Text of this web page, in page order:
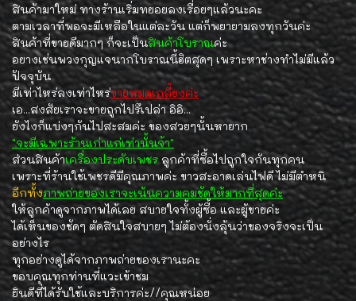
สินค้ามาใหม่ ทางร้านเริ่มทยอยลงเรื่อยๆแล้วนะคะ
ตามเวลาที่พอจะมีเหลือในแต่ละวัน แต่ก็พยายามลงทุกวันค่ะ
สินค้าที่ขายดีมากๆ ก็จะเป็นสินค้าโบราณค่ะ
อยางเช่นพวงกุญแจนากโบราณนี้ฮิตสุดๆ เพราะหาช่างทำไม่มีแล้ว
ปัจจุบัน
มีเท่าไหร่ลงเท่าไหร่ขายหมดเกลี้ยงค่ะ
เอ...สงสัยเราจะขายถูกไปรึเปล่า อิอิ...
ยังไงก็แบ่งๆกันไปสะสมค่ะ ของสวยๆนั้นหายาก
"จะมีเฉพาะร้านเก่าแก่เท่านั้นจ้า"
ส่วนสินค้าเครื่องประดับเพชร ลูกค้าที่ซื้อไปถูกใจกันทุกคน
เพราะที่ร้านใช้เพชรดีมีคุณภาพค่ะ ขาวสะอาดเล่นไฟดี ไม่มีตำหนิ
อีกทั้งภาพถ่ายของเราจะเน้นความคมชัดให้มากที่สุดค่ะ
ให้ลูกค้าดูจากภาพได้เลย สบายใจทั้งผู้ซื้อ และผู้ขายค่ะ
ได้เห็นของชัดๆ ตัดสินใจสบายๆ ไม่ต้องนั่งลุ้นว่าของจริงจะเป็น
อย่างไร
ทุกอย่างดูได้จากภาพถ่ายของเรานะคะ
ขอบคุณทุกท่านที่แวะเข้าชม
ยินดีที่ได้รับใช้และบริการค่ะ//คุณหน่อย